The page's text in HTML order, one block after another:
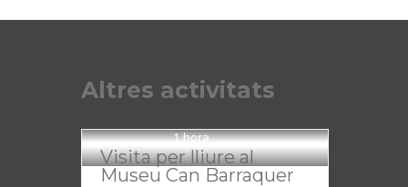
Altres activitats
1 hora
Visita per lliure al
Museu Can Barraquer